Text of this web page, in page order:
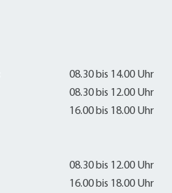
08.30 bis 14.00 Uhr
08.30 bis 12.00 Uhr
16.00 bis 18.00 Uhr
08.30 bis 12.00 Uhr
16.00 bis 18.00 Uhr